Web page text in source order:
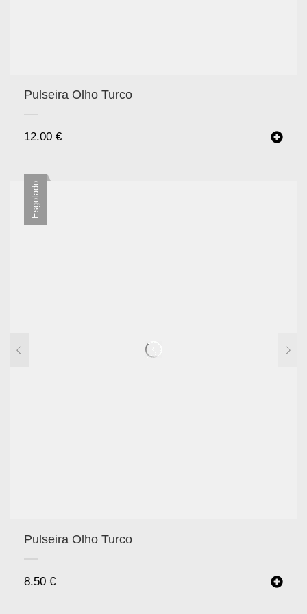
Pulseira Olho Turco
12.00 €
Esgotado
Pulseira Olho Turco
8.50 €